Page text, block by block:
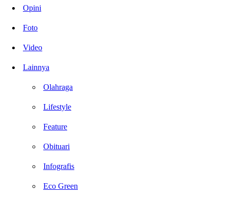
Opini
Foto
Video
Lainnya
Olahraga
Lifestyle
Feature
Obituari
Infografis
Eco Green